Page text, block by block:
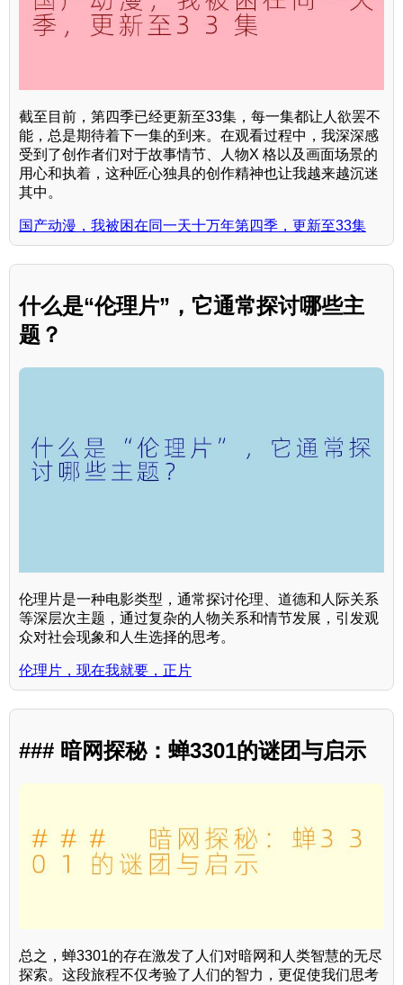
截至目前，第四季已经更新至33集，每一集都让人欲罢不
能，总是期待着下一集的到来。在观看过程中，我深深感
受到了创作者们对于故事情节、人物X 格以及画面场景的
用心和执着，这种匠心独具的创作精神也让我越来越沉迷
其中。
国产动漫，我被困在同一天十万年第四季，更新至33集
什么是“伦理片”，它通常探讨哪些主
题？
伦理片是一种电影类型，通常探讨伦理、道德和人际关系
等深层次主题，通过复杂的人物关系和情节发展，引发观
众对社会现象和人生选择的思考。
伦理片，现在我就要，正片
### 暗网探秘：蝉3301的谜团与启示
总之，蝉3301的存在激发了人们对暗网和人类智慧的无尽
探索。这段旅程不仅考验了人们的智力，更促使我们思考